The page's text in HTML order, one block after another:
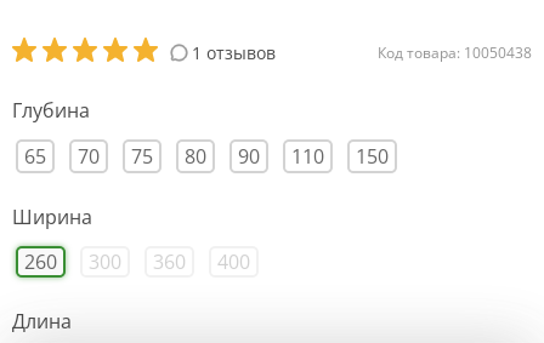
1 отзывов Код товара: 10050438
Глубина
65
70 75 80 90 110 150
Ширина
260
300 360 400
Длина